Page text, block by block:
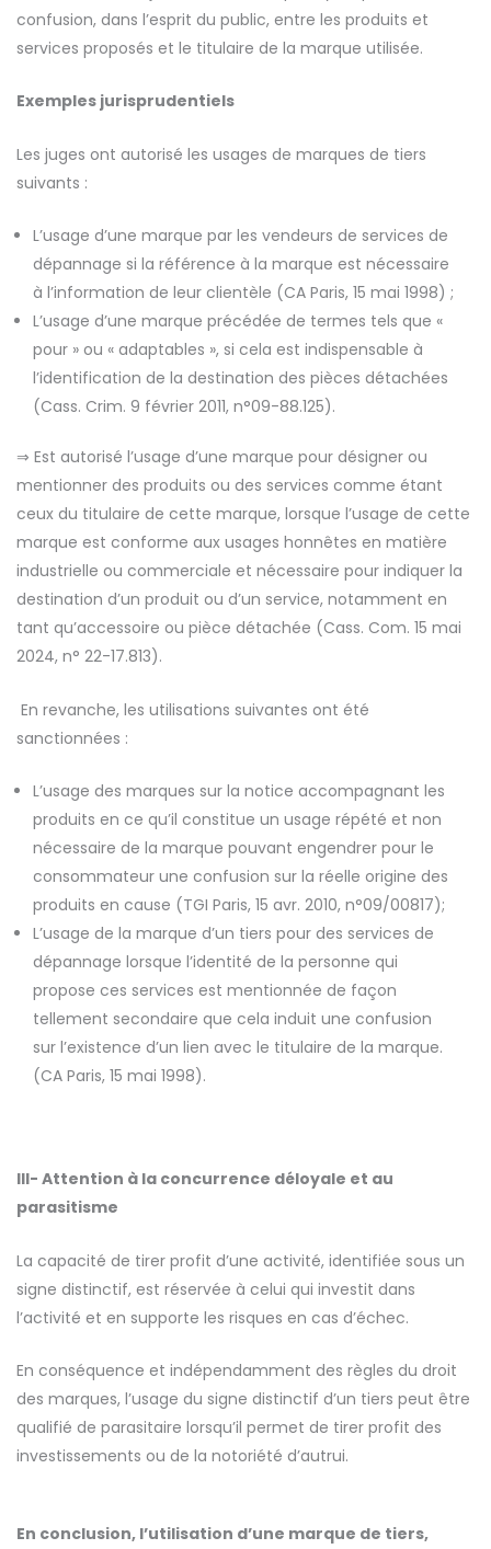
confusion, dans l’esprit du public, entre les produits et
services proposés et le titulaire de la marque utilisée.
Exemples jurisprudentiels
Les juges ont autorisé les usages de marques de tiers
suivants :
L’usage d’une marque par les vendeurs de services de
dépannage si la référence à la marque est nécessaire
à l’information de leur clientèle (CA Paris, 15 mai 1998) ;
L’usage d’une marque précédée de termes tels que «
pour » ou « adaptables », si cela est indispensable à
l’identification de la destination des pièces détachées
(Cass. Crim. 9 février 2011, n°09-88.125).
⇒ Est autorisé l’usage d’une marque pour désigner ou
mentionner des produits ou des services comme étant
ceux du titulaire de cette marque, lorsque l’usage de cette
marque est conforme aux usages honnêtes en matière
industrielle ou commerciale et nécessaire pour indiquer la
destination d’un produit ou d’un service, notamment en
tant qu’accessoire ou pièce détachée (Cass. Com. 15 mai
2024, n° 22-17.813).
En revanche, les utilisations suivantes ont été
sanctionnées :
L’usage des marques sur la notice accompagnant les
produits en ce qu’il constitue un usage répété et non
nécessaire de la marque pouvant engendrer pour le
consommateur une confusion sur la réelle origine des
produits en cause (TGI Paris, 15 avr. 2010, n°09/00817);
L’usage de la marque d’un tiers pour des services de
dépannage lorsque l’identité de la personne qui
propose ces services est mentionnée de façon
tellement secondaire que cela induit une confusion
sur l’existence d’un lien avec le titulaire de la marque.
(CA Paris, 15 mai 1998).
III- Attention à la concurrence déloyale et au
parasitisme
La capacité de tirer profit d’une activité, identifiée sous un
signe distinctif, est réservée à celui qui investit dans
l’activité et en supporte les risques en cas d’échec.
En conséquence et indépendamment des règles du droit
des marques, l’usage du signe distinctif d’un tiers peut être
qualifié de parasitaire lorsqu’il permet de tirer profit des
investissements ou de la notoriété d’autrui.
En conclusion, l’utilisation d’une marque de tiers,